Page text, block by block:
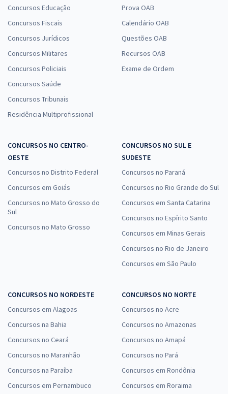
Câmara dos Deputados - Cargo 2: Técnico Legislativo - Atribuição:
Assistente Legislativo e Administrativo
à vista
Câmara dos Deputados - Conhecimentos Específicos para o Cargo 2:
Técnico Legislativo - Atribuição: Assistente Legislativo e
ou 12x de
R$33,25
Economize R$ 99,76 (-20%)
Comprar
Redação (Taquígrafo) - com Ludimilla Costa
199,75
ou R$ 2.397,00 à vista
Comprar
Concursos Educação
Concursos Fiscais
Concursos Jurídicos
Concursos Militares
Concursos Policiais
Concursos Saúde
Concursos Tribunais
Residência Multiprofissional
Prova OAB
Calendário OAB
Questões OAB
Recursos OAB
Exame de Ordem
CONCURSOS NO CENTRO-
OESTE
Concursos no Distrito Federal
Concursos em Goiás
Concursos no Mato Grosso do
Sul
Concursos no Mato Grosso
CONCURSOS NO SUL E
SUDESTE
Concursos no Paraná
Concursos no Rio Grande do Sul
Concursos em Santa Catarina
Concursos no Espírito Santo
Concursos em Minas Gerais
Concursos no Rio de Janeiro
Concursos em São Paulo
CONCURSOS NO NORDESTE
Concursos em Alagoas
Concursos na Bahia
Concursos no Ceará
Concursos no Maranhão
Concursos na Paraíba
Concursos em Pernambuco
CONCURSOS NO NORTE
Concursos no Acre
Concursos no Amazonas
Concursos no Amapá
Concursos no Pará
Concursos em Rondônia
Concursos em Roraima